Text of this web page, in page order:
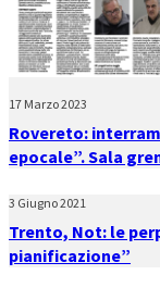
17 Marzo 2023
Rovereto:
epocale”. Sala
3 Giugno 2021
Trento, Not: le
pianificazione”